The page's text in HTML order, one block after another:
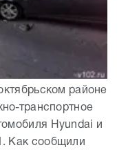
районе
транспортное
Hyundai и
Как сообщили